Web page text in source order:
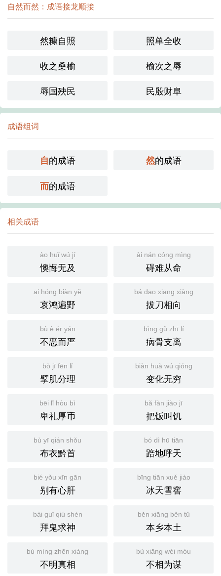
自然而然：成语接龙顺接
然糠自照
照单全收
收之桑榆
榆次之辱
辱国殃民
民殷财阜
成语组词
自的成语 然的成语
而的成语
相关成语
ào huǐ wú jí
懊悔无及
ài nán cóng mìng
碍难从命
āi hóng biàn yě
哀鸿遍野
bá dāo xiāng xiàng
拔刀相向
bù è ér yán
不恶而严
bìng gǔ zhī lí
病骨支离
bò jī fēn lǐ
擘肌分理
biàn huà wú qióng
变化无穷
bēi lǐ hòu bì
卑礼厚币
bǎ fàn jiào jī
把饭叫饥
bù yī qián shǒu
布衣黔首
bó dì hū tiān
踣地呼天
bié yǒu xīn gān
别有心肝
bīng tiān xuě jiào
冰天雪窖
bài guǐ qiú shén
拜鬼求神
běn xiāng běn tǔ
本乡本土
bù míng zhēn xiàng
不明真相
bù xiāng wéi móu
不相为谋